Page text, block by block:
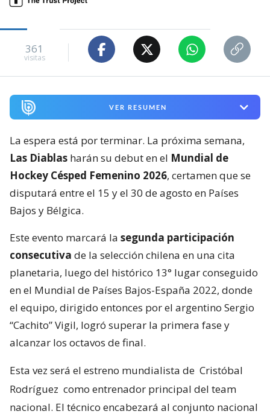
361
visitas
VER RESUMEN
La espera está por terminar. La próxima semana,
Las Diablas harán su debut en el Mundial de
Hockey Césped Femenino 2026, certamen que se
disputará entre el 15 y el 30 de agosto en Países
Bajos y Bélgica.
Este evento marcará la segunda participación
consecutiva de la selección chilena en una cita
planetaria, luego del histórico 13° lugar conseguido
en el Mundial de Países Bajos-España 2022, donde
el equipo, dirigido entonces por el argentino Sergio
“Cachito” Vigil, logró superar la primera fase y
alcanzar los octavos de final.
Esta vez será el estreno mundialista de Cristóbal
Rodríguez como entrenador principal del team
nacional. El técnico encabezará al conjunto nacional